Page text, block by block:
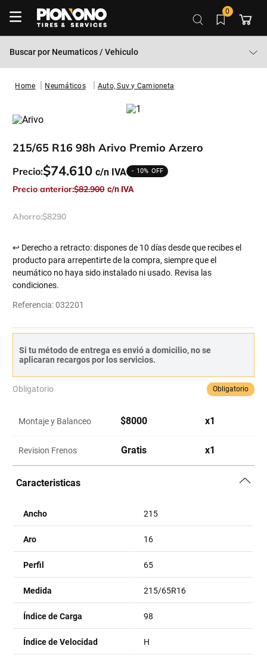
0
Buscar por Neumaticos / Vehiculo
Neumáticos Auto, Suv y Camioneta
215/65 R16 98h Arivo Premio Arzero
Precio:$74.610 10%
Precio anterior:$82.900
Ahorro:$8290
↩ Derecho a retracto: dispones de 10 días desde que recibes el
producto para arrepentirte de la compra, siempre que el
neumático no haya sido instalado ni usado. Revisa las
condiciones.
Referencia:032201
Si tu método de entrega es envió a domicilio, no se
aplicaran recargos por los servicios.
Obligatorio Obligatorio
Montaje y Balanceo $8000 x1
Revision Frenos Gratis x1
Caracteristicas
Ancho 215
Aro 16
Perfil 65
Medida 215/65R16
Índice de Carga 98
Índice de Velocidad H